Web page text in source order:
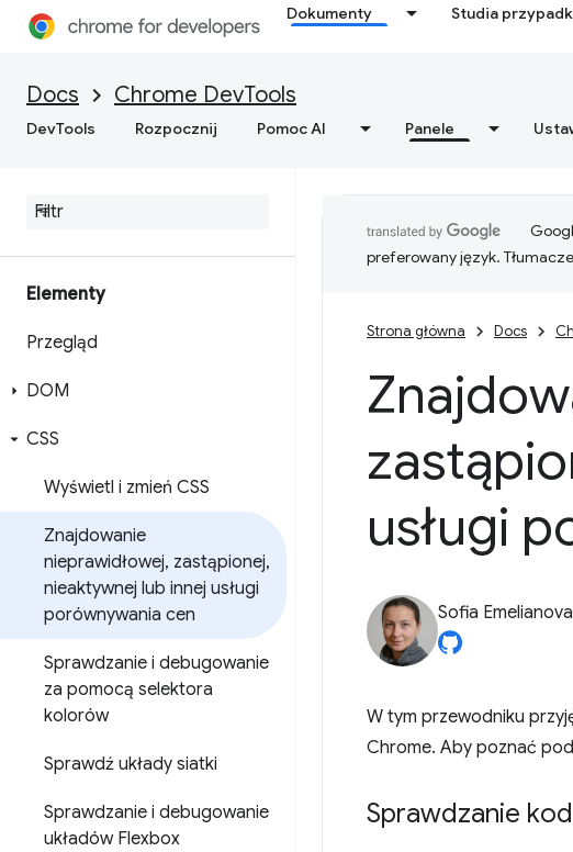
Dokumenty Studia
Docs Chrome DevTools
DevTools Rozpocznij Pomoc AI Panele
Elementy
Przegląd
DOM
CSS
Wyświetl i zmień CSS
Znajdowanie
nieprawidłowej, zastąpionej,
nieaktywnej lub innej usługi
porównywania cen
Sprawdzanie i debugowanie
za pomocą selektora
kolorów
Sprawdź układy siatki
Sprawdzanie i debugowanie
układów Flexbox
preferowany język.
Strona główna Docs
usługi
Sofia Emelianova
W tym przewodniku
Chrome. Aby poznać
Sprawdzanie